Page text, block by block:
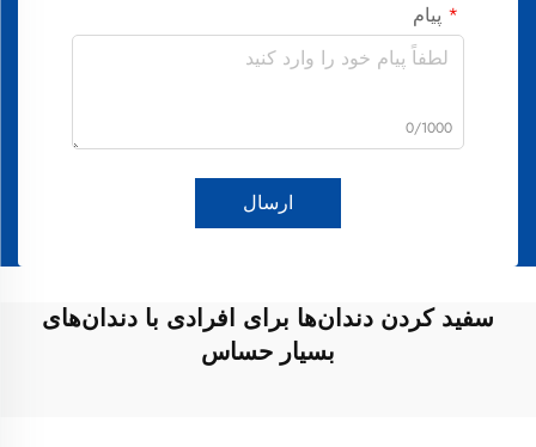
پیام
0/1000
ارسال
سفید کردن دندان‌ها برای افرادی با دندان‌های
بسیار حساس